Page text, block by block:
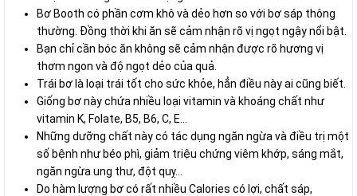
Bơ Booth có phần cơm khô và dẻo hơn so với bơ sáp thông
thường. Đồng thời khi ăn sẽ cảm nhận rõ vị ngọt ngậy nổi bật.
Bạn chỉ cần bóc ăn không sẽ cảm nhận được rõ hương vị
thơm ngon và độ ngọt dẻo của quả.
Trái bơ là loại trái tốt cho sức khỏe, hẳn điều này ai cũng biết.
Giống bơ này chứa nhiều loại vitamin và khoáng chất như
vitamin K, Folate, B5, B6, C, E…
Những dưỡng chất này có tác dụng ngăn ngừa và điều trị một
số bệnh như béo phì, giảm triệu chứng viêm khớp, sáng mắt,
ngăn ngừa ung thư, đột quỵ…
Do hàm lượng bơ có rất nhiều Calories có lợi, chất sáp,